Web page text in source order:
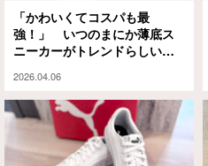
「かわいくてコスパも最
強！」 いつのまにか薄底ス
ニーカーがトレンドらしいの
みました！
2026.04.06